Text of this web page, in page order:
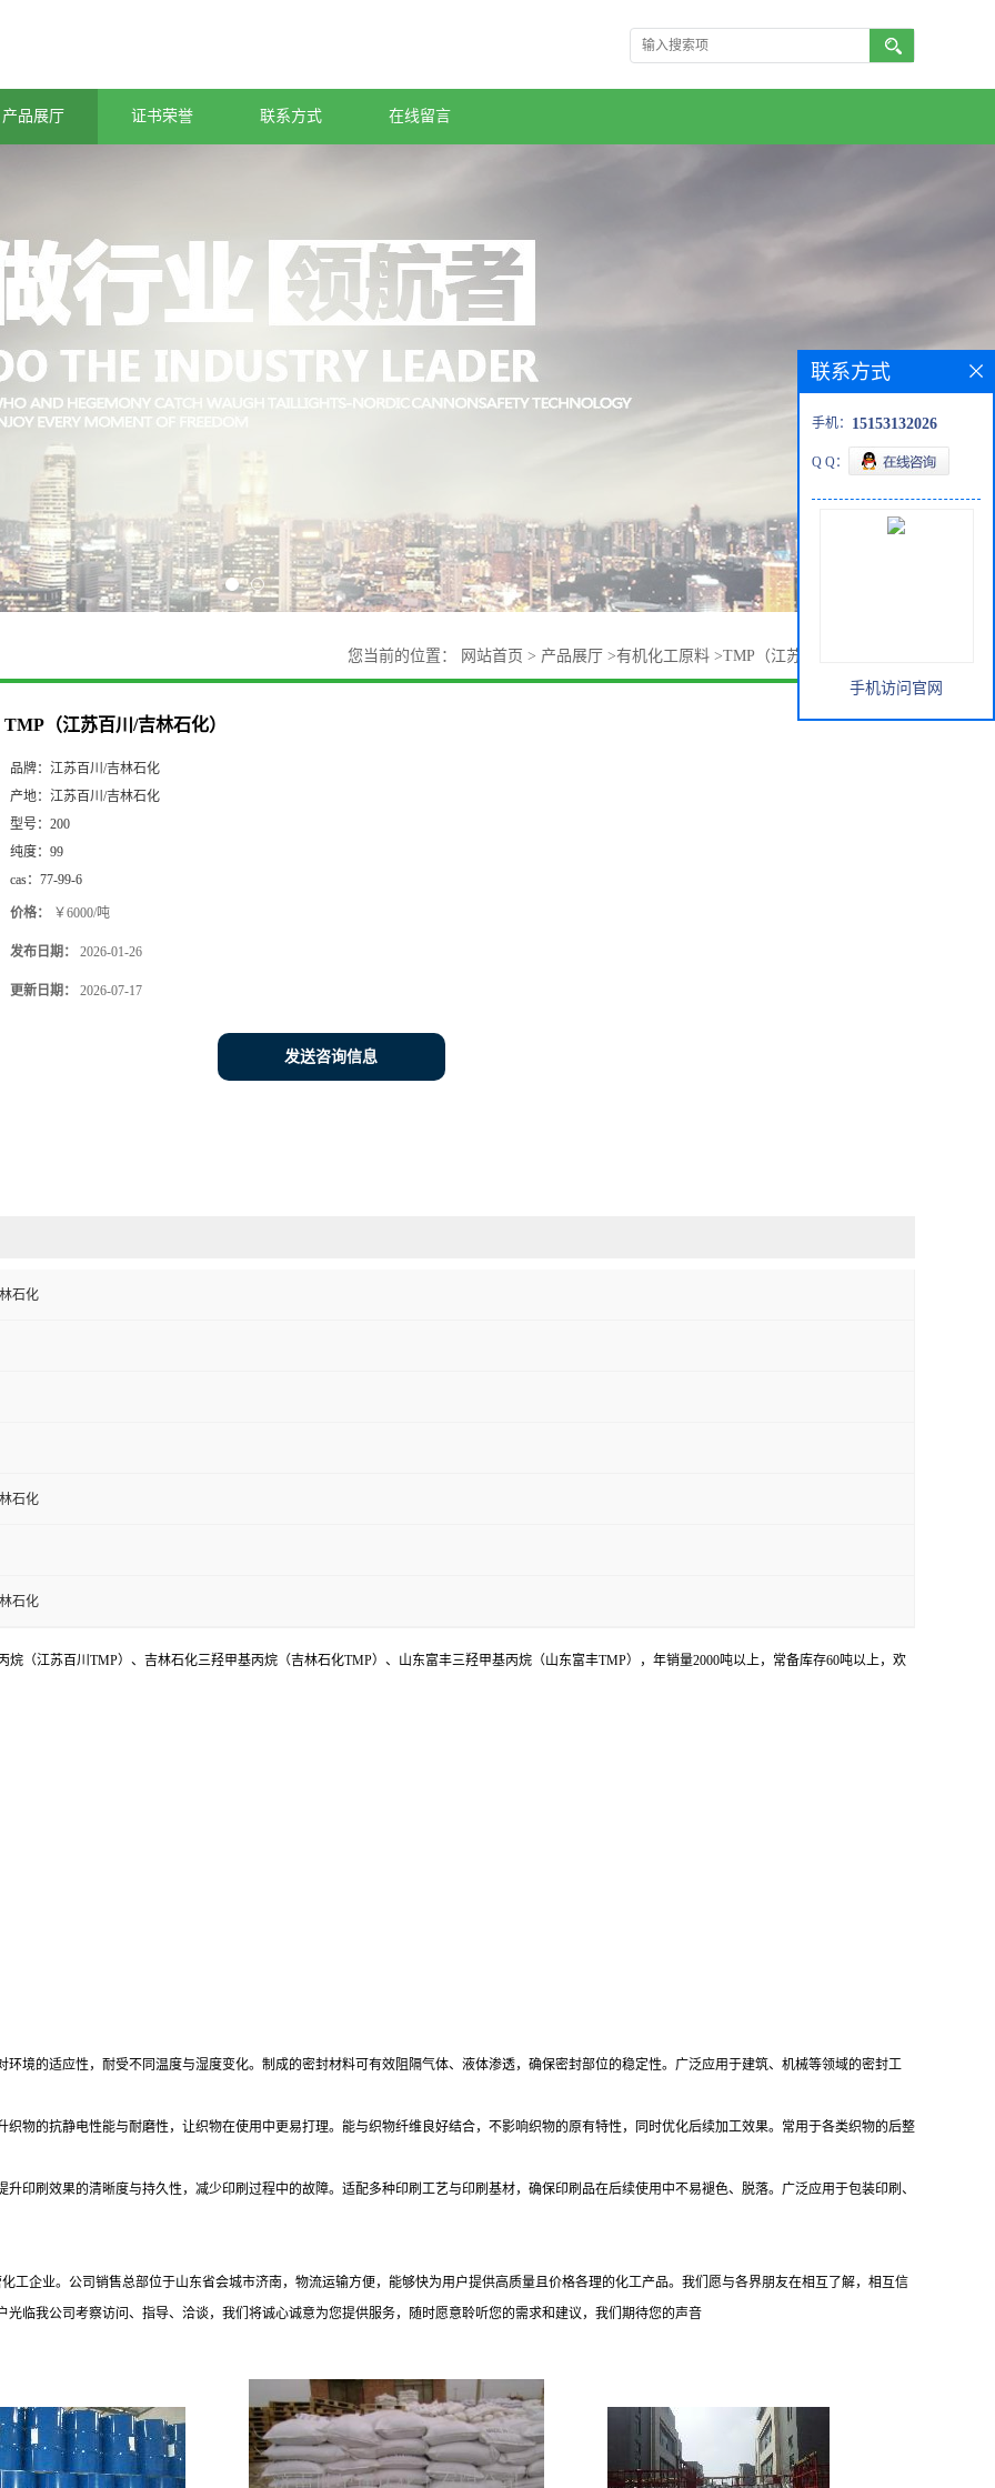
产品展厅 证书荣誉 联系方式 在线留言
您当前的位置： 网站首页 > 产品展厅 >有机化工原料 >TMP（江苏百川/吉林石化）
TMP（江苏百川/吉林石化）
品牌： 江苏百川/吉林石化
产地： 江苏百川/吉林石化
型号： 200
纯度： 99
cas： 77-99-6
价格： ￥6000/吨
发布日期： 2026-01-26
更新日期： 2026-07-17
发送咨询信息
石化
石化
石化
（江苏百川TMP）、吉林石化三羟甲基丙烷（吉林石化TMP）、山东富丰三羟甲基丙烷（山东富丰TMP），年销量2000吨以上，常备库存60吨以上，欢
境的适应性，耐受不同温度与湿度变化。制成的密封材料可有效阻隔气体、液体渗透，确保密封部位的稳定性。广泛应用于建筑、机械等领域的密封工
物的抗静电性能与耐磨性，让织物在使用中更易打理。能与织物纤维良好结合，不影响织物的原有特性，同时优化后续加工效果。常用于各类织物的后整
印刷效果的清晰度与持久性，减少印刷过程中的故障。适配多种印刷工艺与印刷基材，确保印刷品在后续使用中不易褪色、脱落。广泛应用于包装印刷、
工企业。公司销售总部位于山东省会城市济南，物流运输方便，能够快为用户提供高质量且价格各理的化工产品。我们愿与各界朋友在相互了解，相互信
光临我公司考察访问、指导、洽谈，我们将诚心诚意为您提供服务，随时愿意聆听您的需求和建议，我们期待您的声音
联系方式
手机： 15153132026
Q Q：
手机访问官网